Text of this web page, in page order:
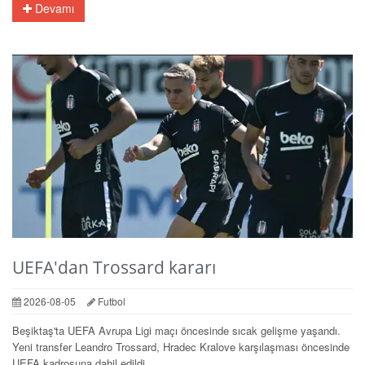
Devamı
UEFA'dan Trossard kararı
2026-08-05 Futbol
Beşiktaş'ta UEFA Avrupa Ligi maçı öncesinde sıcak gelişme yaşandı.
Yeni transfer Leandro Trossard, Hradec Kralove karşılaşması öncesinde